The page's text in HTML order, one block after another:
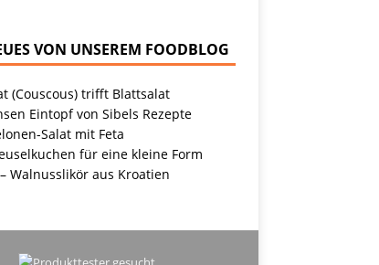
VON UNSEREM FOODBLOG
(Couscous) trifft Blattsalat
Eintopf von Sibels Rezepte
Salat mit Feta
für eine kleine Form
Walnusslikör aus Kroatien